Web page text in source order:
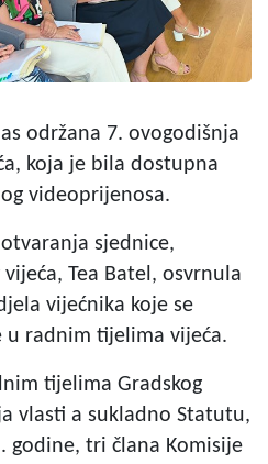
održana 7. ovogodišnja
koja je bila dostupna
videoprijenosa.
sjednice,
Tea Batel, osvrnula
vijećnika koje se
u radnim tijelima vijeća.
tijelima Gradskog
vlasti a sukladno Statutu,
godine, tri člana Komisije